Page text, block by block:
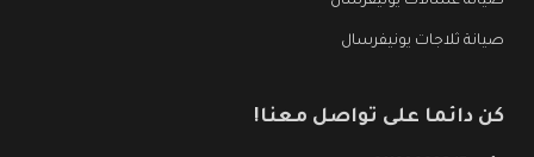
صيانة ثلاجات يونيفرسال
كن دائما على تواصل معنا!